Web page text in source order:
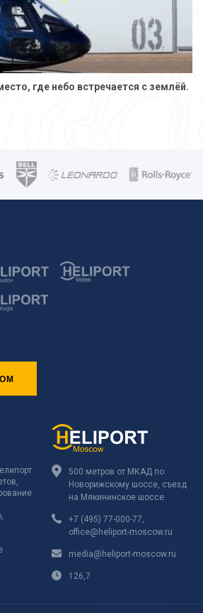
где небо встречается с землёй.
500 метров от МКАД по
Новорижскому шоссе, съезд
на Мякининское шоссе.
+7 (495) 77-000-77
office@heliport-moscow.ru
media@heliport-moscow.ru
126,7